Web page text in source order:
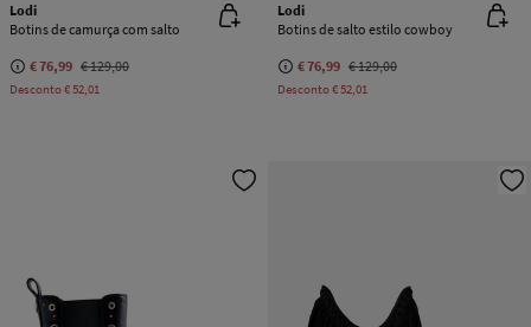
Lodi
Botins de camurça com salto
€ 76,99 € 129,00
Desconto€ 52,01
Lodi
Botins de salto estilo cowboy
€ 76,99 € 129,00
Desconto€ 52,01